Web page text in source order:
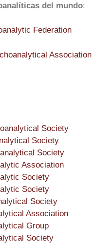
del mundo:
Federation
Association
Society
Society
Society
Association
Society
Society
Society
Association
Group
Society